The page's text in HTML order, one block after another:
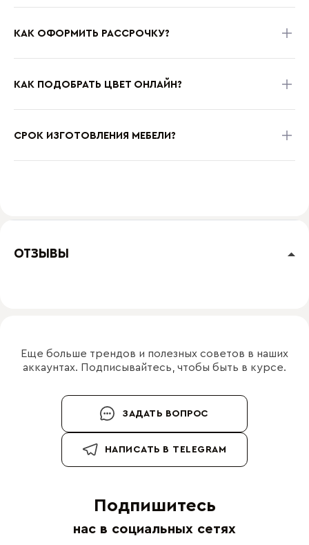
КАК ОФОРМИТЬ РАССРОЧКУ?
КАК ПОДОБРАТЬ ЦВЕТ ОНЛАЙН?
СРОК ИЗГОТОВЛЕНИЯ МЕБЕЛИ?
ОТЗЫВЫ
Еще больше трендов и полезных советов в наших
аккаунтах. Подписывайтесь, чтобы быть в курсе.
ЗАДАТЬ ВОПРОС
НАПИСАТЬ В TELEGRAM
Подпишитесь
нас в социальных сетях